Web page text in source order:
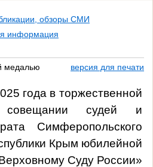
обзоры СМИ
информация
медалью
версия для печати
года в торжественной
совещании судей и
Симферопольского
Крым юбилейной
Суду России»